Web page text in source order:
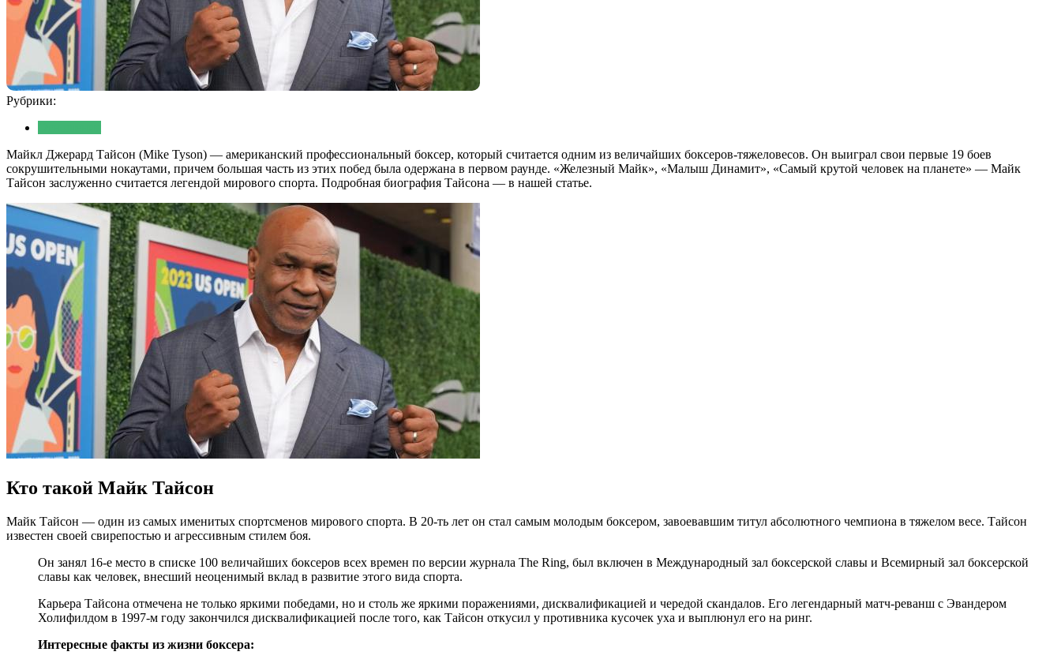
Рубрики:
Майкл Джерард Тайсон (Mike Tyson) — американский профессиональный боксер, который считается одним из величайших боксеров-тяжеловесов. Он выиграл свои первые 19 боев
сокрушительными нокаутами, причем большая часть из этих побед была одержана в первом раунде. «Железный Майк», «Малыш Динамит», «Самый крутой человек на планете» — Майк
Тайсон заслуженно считается легендой мирового спорта. Подробная биография Тайсона — в нашей статье.
Кто такой Майк Тайсон
Майк Тайсон — один из самых именитых спортсменов мирового спорта. В 20-ть лет он стал самым молодым боксером, завоевавшим титул абсолютного чемпиона в тяжелом весе. Тайсон
известен своей свирепостью и агрессивным стилем боя.
Он занял 16-е место в списке 100 величайших боксеров всех времен по версии журнала The Ring, был включен в Международный зал боксерской славы и Всемирный зал боксерской
славы как человек, внесший неоценимый вклад в развитие этого вида спорта.
Карьера Тайсона отмечена не только яркими победами, но и столь же яркими поражениями, дисквалификацией и чередой скандалов. Его легендарный матч-реванш с Эвандером
Холифилдом в 1997-м году закончился дисквалификацией после того, как Тайсон откусил у противника кусочек уха и выплюнул его на ринг.
Интересные факты из жизни боксера: